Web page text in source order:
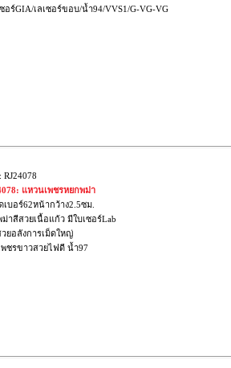
อร์GIA/เลเซอร์ขอบ/น้ำ94/VVS1/G-VG-VG
RJ24078
แหวนเพชรหยกพม่า
บอร์62หน้ากว้าง2.5ซม.
าสีสวยเนื้อแก้ว มีใบเซอร์Lab
ยอลังการเม็ดใหญ่
พชรขาวสวยไฟดี น้ำ97